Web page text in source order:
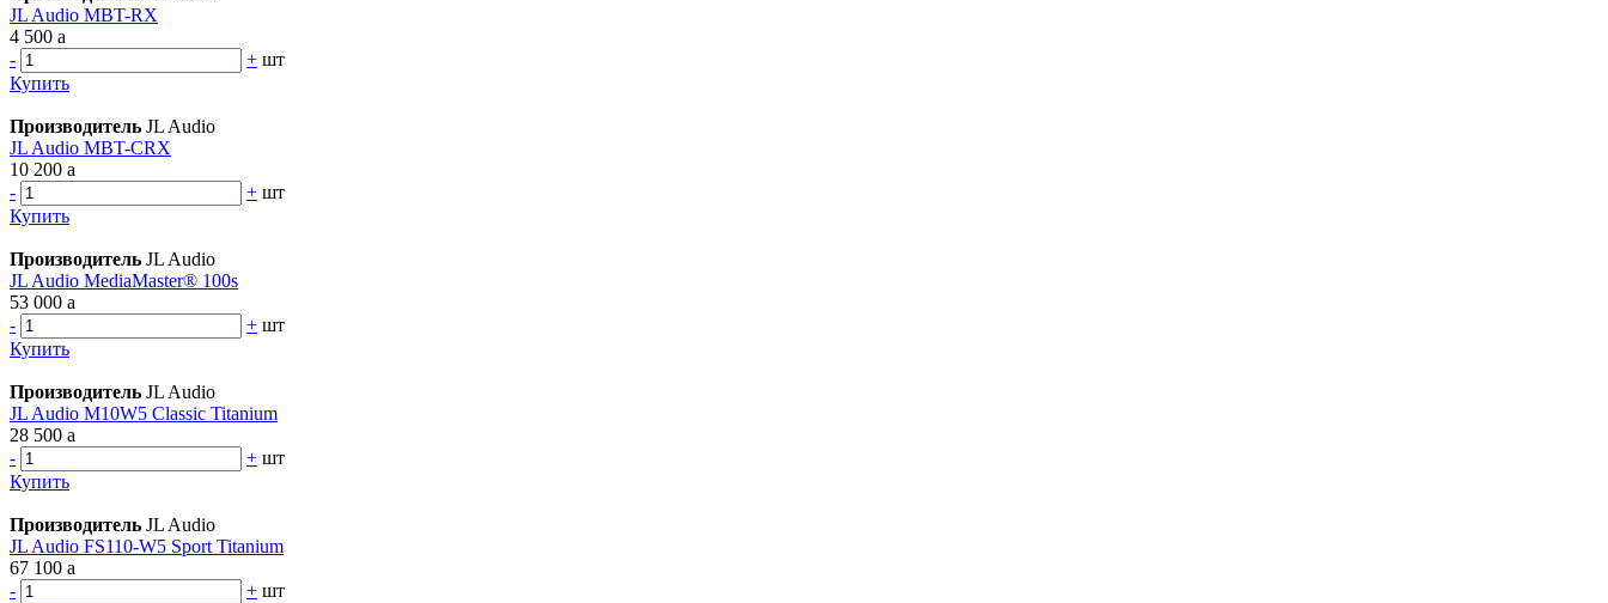
JL Audio MBT-RX
4 500 a
-
+ шт
Купить
Производитель JL Audio
JL Audio MBT-CRX
10 200 a
-
+ шт
Купить
Производитель JL Audio
JL Audio MediaMaster® 100s
53 000 a
-
+ шт
Купить
Производитель JL Audio
JL Audio M10W5 Classic Titanium
28 500 a
-
+ шт
Купить
Производитель JL Audio
JL Audio FS110-W5 Sport Titanium
67 100 a
-
+ шт